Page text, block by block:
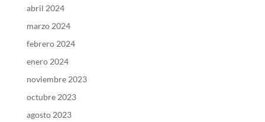
abril 2024
marzo 2024
febrero 2024
enero 2024
noviembre 2023
octubre 2023
agosto 2023